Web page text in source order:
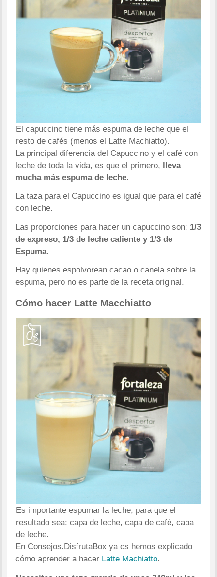
El capuccino tiene más espuma de leche que el
resto de cafés (menos el Latte Machiatto).
La principal diferencia del Capuccino y el café con
leche de toda la vida, es que el primero, lleva
mucha más espuma de leche.
La taza para el Capuccino es igual que para el café
con leche.
Las proporciones para hacer un capuccino son: 1/3
de expreso, 1/3 de leche caliente y 1/3 de
Espuma.
Hay quienes espolvorean cacao o canela sobre la
espuma, pero no es parte de la receta original.
Cómo hacer Latte Macchiatto
Es importante espumar la leche, para que el
resultado sea: capa de leche, capa de café, capa
de leche.
En Consejos.DisfrutaBox ya os hemos explicado
cómo aprender a hacer Latte Machiatto.